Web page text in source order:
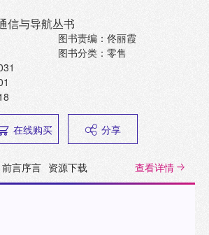
信与导航丛书
图书责编：佟丽霞
图书分类：零售
在线购买 分享
前言序言 资源下载 查看详情